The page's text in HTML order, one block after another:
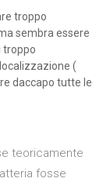
troppo
sembra essere
troppo
(
daccapo tutte le
teoricamente
fosse